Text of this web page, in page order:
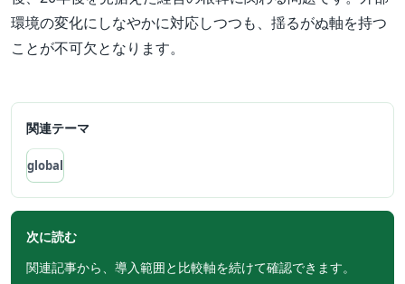
環境の変化にしなやかに対応しつつも、揺るがぬ軸を持つ
ことが不可欠となります。
関連テーマ
global
次に読む
関連記事から、導入範囲と比較軸を続けて確認できます。